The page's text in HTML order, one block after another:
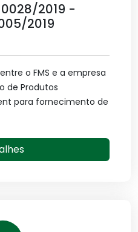
0028/2019 -
2019
o FMS e a empresa
de Produtos
para fornecimento de